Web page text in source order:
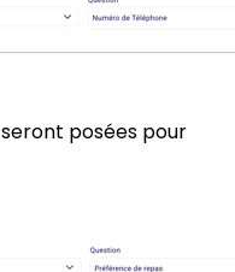
seront posées pour